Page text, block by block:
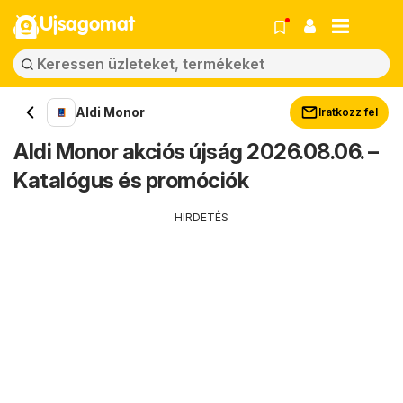
Ujsagomat
Aldi Monor Iratkozz fel
Aldi Monor akciós újság 2026.08.06. –
Katalógus és promóciók
HIRDETÉS